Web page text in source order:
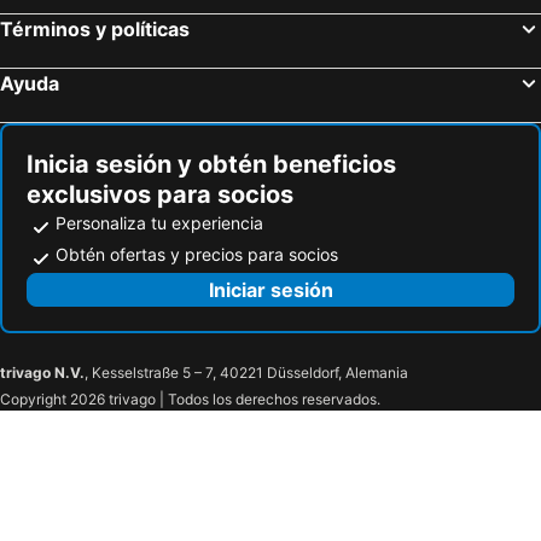
Mascalucia, bed and breakfasts
Falcone, bed and breakfasts
Misterbianco, bed and breakfasts
Trecastagni, bed and breakfasts
Linguaglossa, bed and breakfasts
Tremestieri Etneo, bed and breakfasts
Galati Mamertino, bed and breakfasts
Términos y políticas
Ayuda
Inicia sesión y obtén beneficios
exclusivos para socios
Personaliza tu experiencia
Obtén ofertas y precios para socios
Iniciar sesión
trivago N.V., Kesselstraße 5 – 7, 40221 Düsseldorf, Alemania
Copyright 2026 trivago | Todos los derechos reservados.